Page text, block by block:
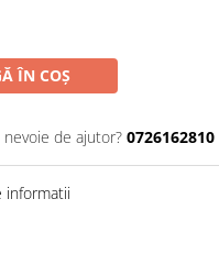
ÎN COȘ
nevoie de ajutor? 0726162810
informatii